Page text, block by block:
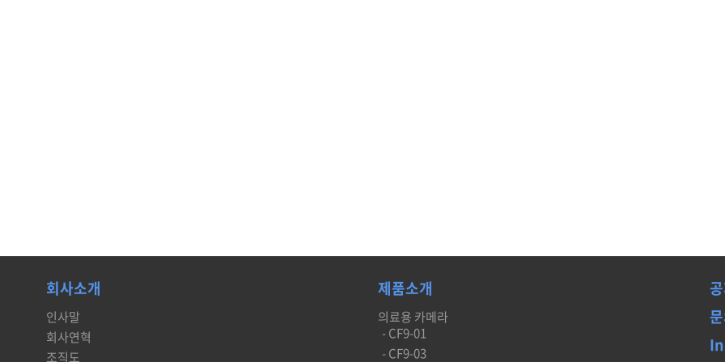
회사소개
인사말
회사연혁
조직도
제품소개
의료용 카메라
- CF9-01
- CF9-03